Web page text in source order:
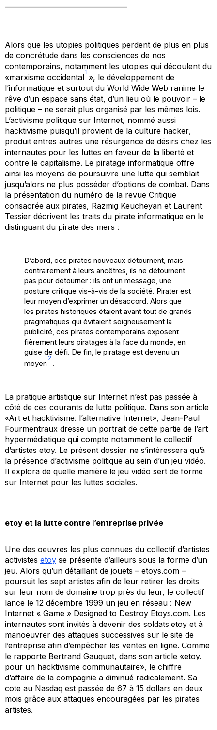
Alors que les utopies politiques perdent de plus en plus
de concrétude dans les consciences de nos
contemporains, notamment les utopies qui découlent du
«marxisme occidental
1
», le développement de
l’informatique et surtout du World Wide Web ranime le
rêve d’un espace sans état, d’un lieu où le pouvoir – le
politique – ne serait plus organisé par les mêmes lois.
L’activisme politique sur Internet, nommé aussi
hacktivisme puisqu’il provient de la culture hacker,
produit entres autres une résurgence de désirs chez les
internautes pour les luttes en faveur de la liberté et
contre le capitalisme. Le piratage informatique offre
ainsi les moyens de poursuivre une lutte qui semblait
jusqu’alors ne plus posséder d’options de combat. Dans
la présentation du numéro de la revue Critique
consacrée aux pirates, Razmig Keucheyan et Laurent
Tessier décrivent les traits du pirate informatique en le
distinguant du pirate des mers :
D’abord, ces pirates nouveaux détournent, mais
contrairement à leurs ancêtres, ils ne détournent
pas pour détourner : ils ont un message, une
posture critique vis-à-vis de la société. Pirater est
leur moyen d’exprimer un désaccord. Alors que
les pirates historiques étaient avant tout de grands
pragmatiques qui évitaient soigneusement la
publicité, ces pirates contemporains exposent
fièrement leurs piratages à la face du monde, en
guise de défi. De fin, le piratage est devenu un
moyen
2
.
La pratique artistique sur Internet n’est pas passée à
côté de ces courants de lutte politique. Dans son article
«Art et hacktivisme: l’alternative Internet», Jean-Paul
Fourmentraux dresse un portrait de cette partie de l’art
hypermédiatique qui compte notamment le collectif
d’artistes etoy. Le présent dossier ne s’intéressera qu’à
la présence d’activisme politique au sein d’un jeu vidéo.
Il explora de quelle manière le jeu vidéo sert de forme
sur Internet pour les luttes sociales.
etoy et la lutte contre l’entreprise privée
Une des oeuvres les plus connues du collectif d’artistes
activistes etoy se présente d’ailleurs sous la forme d’un
jeu. Alors qu’un détaillant de jouets – etoys.com –
poursuit les sept artistes afin de leur retirer les droits
sur leur nom de domaine trop près du leur, le collectif
lance le 12 décembre 1999 un jeu en réseau : New
Internet « Game » Designed to Destroy Etoys.com. Les
internautes sont invités à devenir des soldats.etoy et à
manoeuvrer des attaques successives sur le site de
l’entreprise afin d’empêcher les ventes en ligne. Comme
le rapporte Bertrand Gauguet, dans son article «etoy.
pour un hacktivisme communautaire», le chiffre
d’affaire de la compagnie a diminué radicalement. Sa
cote au Nasdaq est passée de 67 à 15 dollars en deux
mois grâce aux attaques encouragées par les pirates
artistes.